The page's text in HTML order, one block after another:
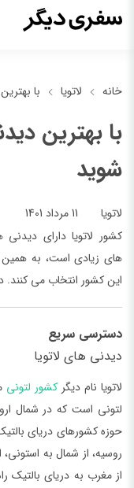
خانه لاتویا با
با بهترین
شوید
لاتویا 11 مرداد 1401
کشور لاتویا دارای
های زیادی است، به همین
این کشور انتخاب می کنند.
دسترسی سریع
دیدنی های لاتویا
لاتویا نام دیگر کشور لتونی
لتونی است که در شمال
حوزه کشورهای دریای
روسیه، از شمال به
از مغرب به دریای بالتیک